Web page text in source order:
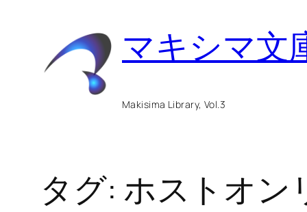
マキシマ文
Makisima Library, Vol.3
タグ: ホストオン